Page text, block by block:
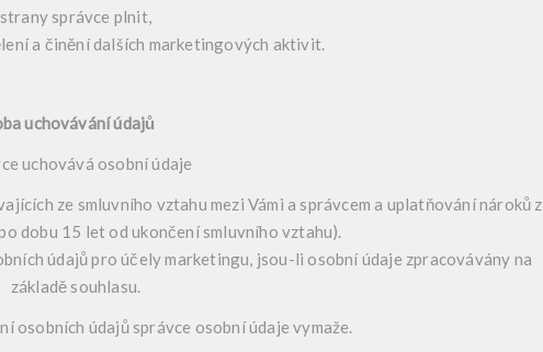
strany správce plnit,
a činění dalších marketingových aktivit.
uchovávání údajů
uchovává osobní údaje
ze smluvního vztahu mezi Vámi a správcem a uplatňování nároků z
dobu 15 let od ukončení smluvního vztahu).
údajů pro účely marketingu, jsou-li osobní údaje zpracovávány na
základě souhlasu.
osobních údajů správce osobní údaje vymaže.